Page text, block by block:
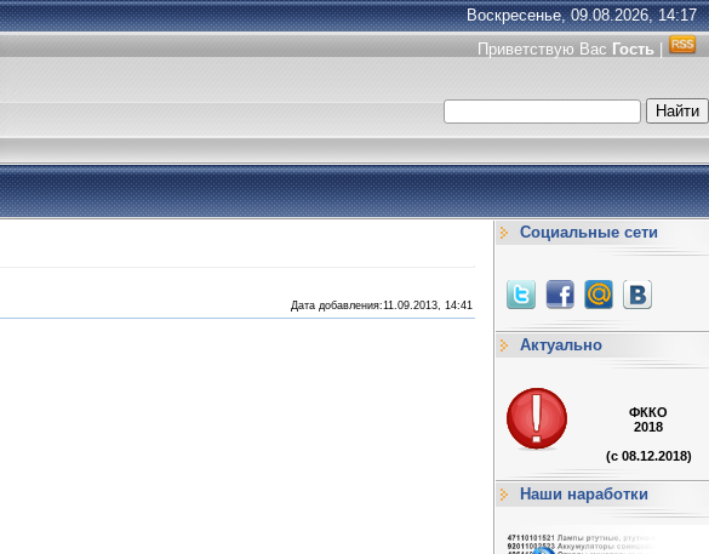
Воскресенье, 09.08.2026, 14:17
Приветствую Вас Гость
Дата добавления:11.09.2013, 14:41
Социальные сети
Актуально
ФККО
2018
(с 08.12.2018)
Наши наработки